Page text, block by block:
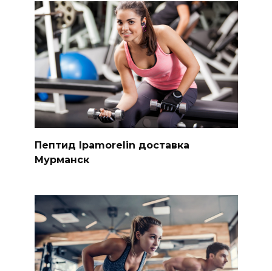
Пептид Ipamorelin доставка
Мурманск